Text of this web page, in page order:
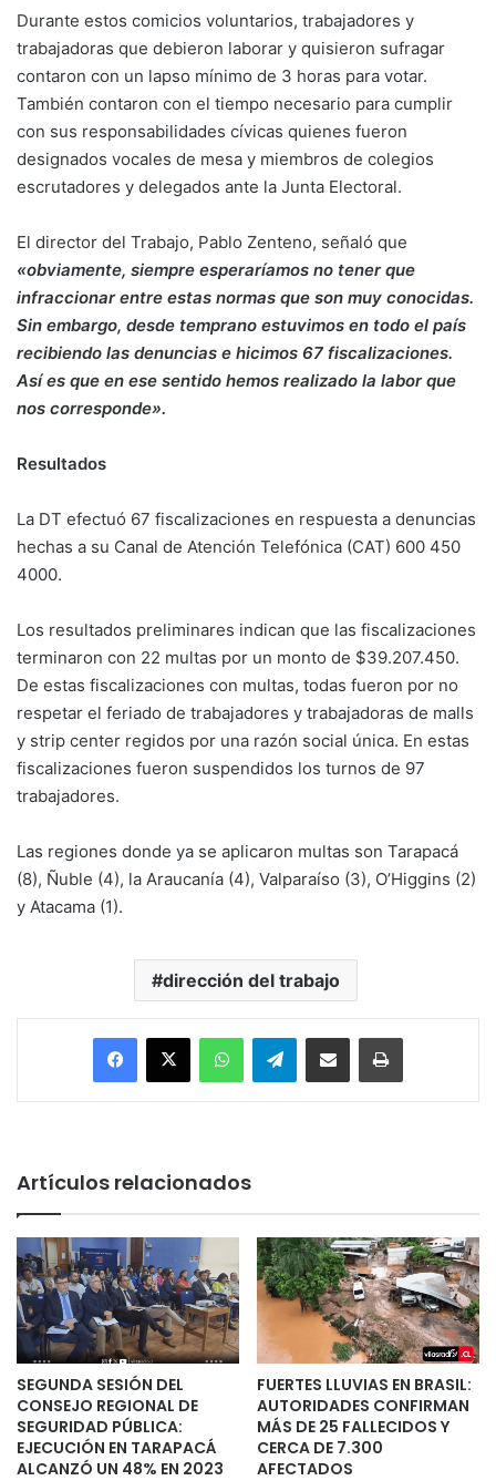
Durante estos comicios voluntarios, trabajadores y
trabajadoras que debieron laborar y quisieron sufragar
contaron con un lapso mínimo de 3 horas para votar.
También contaron con el tiempo necesario para cumplir
con sus responsabilidades cívicas quienes fueron
designados vocales de mesa y miembros de colegios
escrutadores y delegados ante la Junta Electoral.
El director del Trabajo, Pablo Zenteno, señaló que
«obviamente, siempre esperaríamos no tener que
infraccionar entre estas normas que son muy conocidas.
Sin embargo, desde temprano estuvimos en todo el país
recibiendo las denuncias e hicimos 67 fiscalizaciones.
Así es que en ese sentido hemos realizado la labor que
nos corresponde».
Resultados
La DT efectuó 67 fiscalizaciones en respuesta a denuncias
hechas a su Canal de Atención Telefónica (CAT) 600 450
4000.
Los resultados preliminares indican que las fiscalizaciones
terminaron con 22 multas por un monto de $39.207.450.
De estas fiscalizaciones con multas, todas fueron por no
respetar el feriado de trabajadores y trabajadoras de malls
y strip center regidos por una razón social única. En estas
fiscalizaciones fueron suspendidos los turnos de 97
trabajadores.
Las regiones donde ya se aplicaron multas son Tarapacá
(8), Ñuble (4), la Araucanía (4), Valparaíso (3), O’Higgins (2)
y Atacama (1).
dirección del trabajo
Facebook
X WhatsAppTelegramEnviar vía email Imprimir
Artículos relacionados
SEGUNDA SESIÓN DEL
CONSEJO REGIONAL DE
SEGURIDAD PÚBLICA:
EJECUCIÓN EN TARAPACÁ
ALCANZÓ UN 48% EN 2023
FUERTES LLUVIAS EN BRASIL:
AUTORIDADES CONFIRMAN
MÁS DE 25 FALLECIDOS Y
CERCA DE 7.300
AFECTADOS